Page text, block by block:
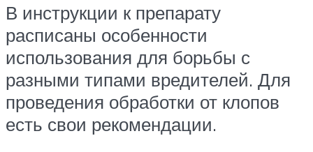
В инструкции к препарату
расписаны особенности
использования для борьбы с
разными типами вредителей. Для
проведения обработки от клопов
есть свои рекомендации.